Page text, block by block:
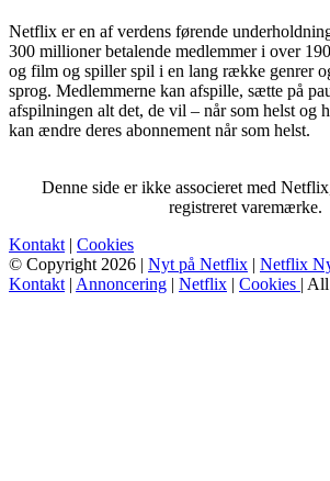
Netflix er en af verdens førende
300 millioner betalende medlemmer i over
og film og spiller spil i en lang række genrer
sprog. Medlemmerne kan afspille, sætte på
afspilningen alt det, de vil – når som helst og
kan ændre deres abonnement når som helst.
Denne side er ikke associeret med
registreret varemærke.
Kontakt | Cookies
© Copyright 2026 | Nyt på Netflix | Netflix
Kontakt | Annoncering | Netflix | Cookies |